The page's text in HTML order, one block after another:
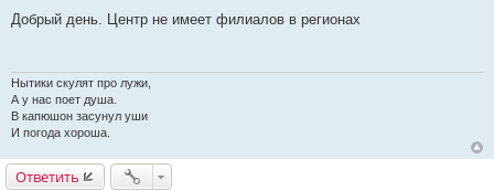
о
н
е
Добрый день. Центр не имеет филиалов в регионах
Нытики скулят про лужи,
А у нас поет душа.
В капюшон засунул уши
И погода хороша.
Ответить